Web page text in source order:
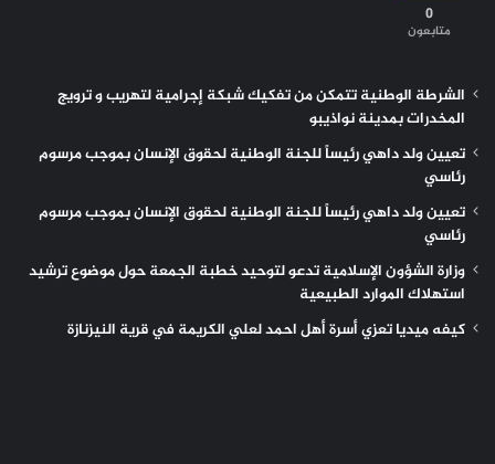
0
متابعون
الشرطة الوطنية تتمكن من تفكيك شبكة إجرامية لتهريب و ترويج
المخدرات بمدينة نواذيبو
تعيين ولد داهي رئيساً للجنة الوطنية لحقوق الإنسان بموجب مرسوم
رئاسي
تعيين ولد داهي رئيساً للجنة الوطنية لحقوق الإنسان بموجب مرسوم
رئاسي
وزارة الشؤون الإسلامية تدعو لتوحيد خطبة الجمعة حول موضوع ترشيد
استهلاك الموارد الطبيعية
كيفه ميديا تعزي أسرة أهل احمد لعلي الكريمة في قرية النيزنازة